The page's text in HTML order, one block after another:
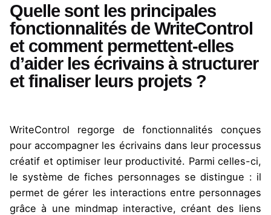
Quelle sont les principales
fonctionnalités de WriteControl
et comment permettent-elles
d’aider les écrivains à structurer
et finaliser leurs projets ?
WriteControl regorge de fonctionnalités conçues
pour accompagner les écrivains dans leur processus
créatif et optimiser leur productivité. Parmi celles-ci,
le système de fiches personnages se distingue : il
permet de gérer les interactions entre personnages
grâce à une mindmap interactive, créant des liens